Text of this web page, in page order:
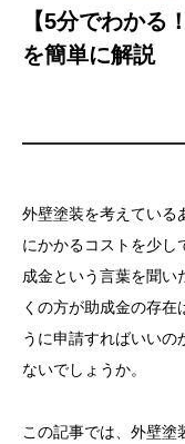
【5分でわかる
を簡単に解説
外壁塗装を考えている
にかかるコストを少し
成金という言葉を聞い
くの方が助成金の存在
うに申請すればいいの
ないでしょうか。
この記事では、外壁塗
店舗
お問い合わせ